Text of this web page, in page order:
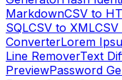
MarkdownCSV to
SQLCSV to XML
ConverterLorem
Line RemoverText
PreviewPassword